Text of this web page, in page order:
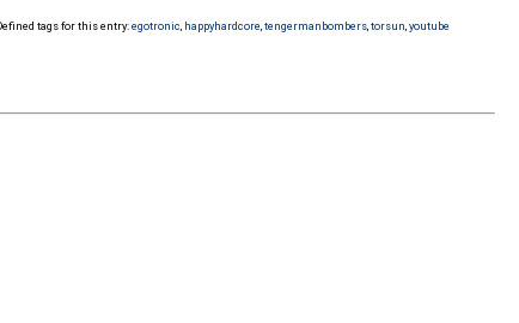
tags for this entry:egotronic happyhardcore ,tengermanbombers ,torsun ,youtube